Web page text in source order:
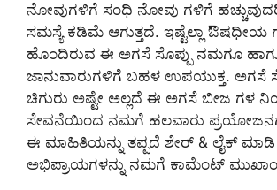
ನೋವುಗಳಿಗೆ ಸಂಧಿ ನೋವು ಗಳಿಗೆ
ಸಮಸ್ಯೆ ಕಡಿಮೆ ಆಗುತ್ತದೆ. ಇಷ್ಟೆಲ್ಲಾ ಔಷಧೀಯ
ಹೊಂದಿರುವ ಈ ಅಗಸೆ ಸೊಪ್ಪು ನಮಗೂ
ಜಾನುವಾರುಗಳಿಗೆ ಬಹಳ ಉಪಯುಕ್ತ. ಅಗಸೆ
ಚಿಗುರು ಅಷ್ಟೇ ಅಲ್ಲದೆ ಈ ಅಗಸೆ ಬೀಜ ಗಳ
ಸೇವನೆಯಿಂದ ನಮಗೆ ಹಲವಾರು
ಈ ಮಾಹಿತಿಯನ್ನು ತಪ್ಪದೆ ಶೇರ್ & ಲೈಕ್
ಅಭಿಪ್ರಾಯಗಳನ್ನು ನಮಗೆ ಕಾಮೆಂಟ್